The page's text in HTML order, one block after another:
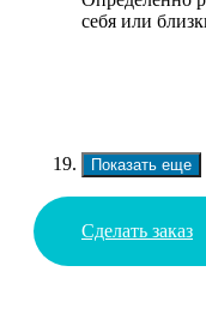
себя или
Показать еще
Сделать заказ